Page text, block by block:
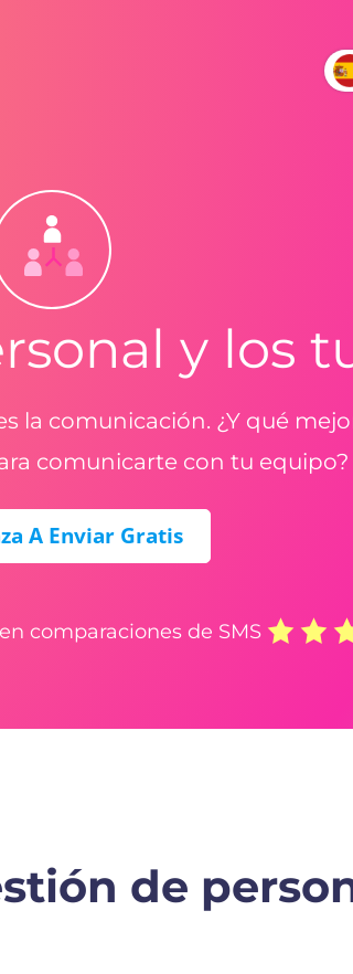
y los
la comunicación. ¿Y qué
comunicarte con tu equipo?
A Enviar Gratis
comparaciones de SMS
de